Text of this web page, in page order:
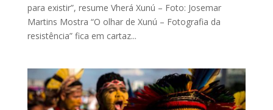
para existir”, resume Vherá Xunú – Foto: Josemar
Martins Mostra “O olhar de Xunú – Fotografia da
resistência” fica em cartaz...